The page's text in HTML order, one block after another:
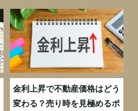
金利上昇で不動産価格はどう
変わる？売り時を見極めるポ